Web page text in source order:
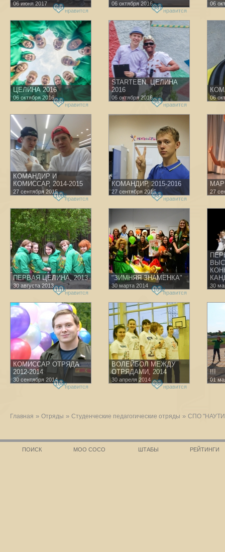
06 июня 2017
960 нравится
06 октября 2016
987 нравится
06
ЦЕЛИНА 2016
06 октября 2016
968 нравится
STARTEEN. ЦЕЛИНА
2016
06 октября 2016
963 нравится
06
КОМАНДИР И
КОМИССАР, 2014-2015
27 сентября 2015
1062нравится
КОМАНДИР, 2015-2016
27 сентября 2015
983 нравится
27
ПЕРВАЯ ЦЕЛИНА, 2013
30 августа 2013
1115нравится
"ЗИМНЯЯ ЗНАМЕНКА"
30 марта 2014
1092нравится
30
КОМИССАР ОТРЯДА
2012-2014
30 сентября 2014
1040нравится
ВОЛЕЙБОЛ МЕЖДУ
ОТРЯДАМИ, 2014
30 апреля 2014
986 нравится
!!!
01
Главная » Отряды » Студенческие педагогические отряды » СПО
ПОИСК МОО СОСО ШТАБЫ РЕЙТИНГИ